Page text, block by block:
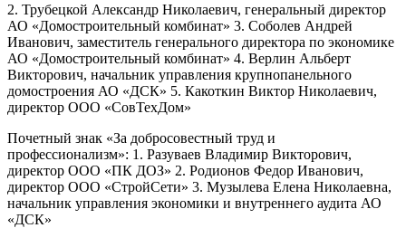
2. Трубецкой Александр Николаевич, генеральный директор
АО «Домостроительный комбинат» 3. Соболев Андрей
Иванович, заместитель генерального директора по экономике
АО «Домостроительный комбинат» 4. Верлин Альберт
Викторович, начальник управления крупнопанельного
домостроения АО «ДСК» 5. Какоткин Виктор Николаевич,
директор ООО «СовТехДом»
Почетный знак «За добросовестный труд и
профессионализм»: 1. Разуваев Владимир Викторович,
директор ООО «ПК ДОЗ» 2. Родионов Федор Иванович,
директор ООО «СтройСети» 3. Музылева Елена Николаевна,
начальник управления экономики и внутреннего аудита АО
«ДСК»